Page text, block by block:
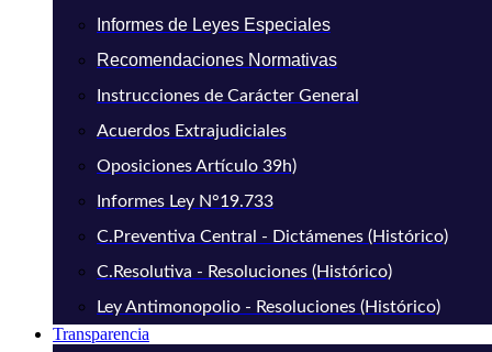
Informes de Leyes Especiales
Recomendaciones Normativas
Instrucciones de Carácter General
Acuerdos Extrajudiciales
Oposiciones Artículo 39h)
Informes Ley N°19.733
C.Preventiva Central - Dictámenes (Histórico)
C.Resolutiva - Resoluciones (Histórico)
Ley Antimonopolio - Resoluciones (Histórico)
Transparencia